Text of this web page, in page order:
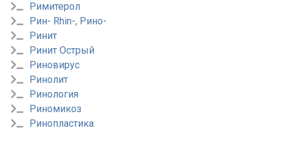
Римитерол
Рин- Rhin-, Рино-
Ринит
Ринит Острый
Риновирус
Ринолит
Ринология
Риномикоз
Ринопластика